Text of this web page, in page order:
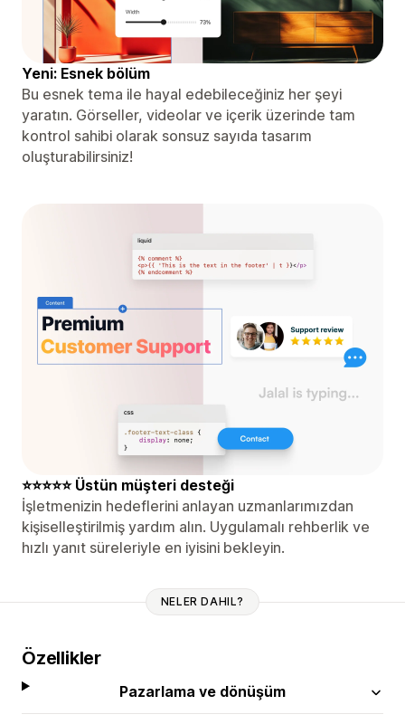
Yeni: Esnek bölüm
Bu esnek tema ile hayal edebileceğiniz her şeyi
yaratın. Görseller, videolar ve içerik üzerinde tam
kontrol sahibi olarak sonsuz sayıda tasarım
oluşturabilirsiniz!
⭐⭐⭐⭐⭐ Üstün müşteri desteği
İşletmenizin hedeflerini anlayan uzmanlarımızdan
kişiselleştirilmiş yardım alın. Uygulamalı rehberlik ve
hızlı yanıt süreleriyle en iyisini bekleyin.
NELER DAHIL?
Özellikler
Pazarlama ve dönüşüm